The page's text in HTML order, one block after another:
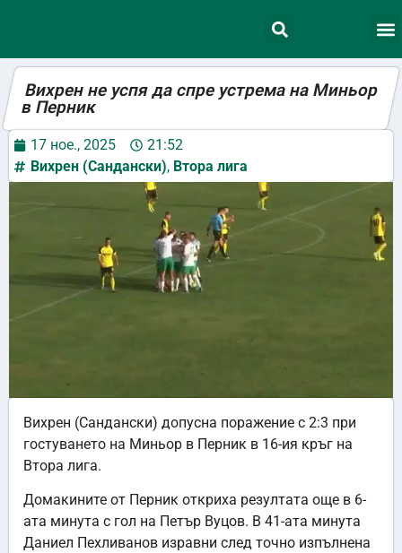
Вихрен не успя да спре устрема на Миньор
в Перник
17 ное., 2025
21:52
Вихрен (Сандански), Втора лига
Вихрен (Сандански) допусна поражение с 2:3 при
гостуването на Миньор в Перник в 16-ия кръг на
Втора лига.
Домакините от Перник откриха резултата още в 6-
ата минута с гол на Петър Вуцов. В 41-ата минута
Даниел Пехливанов изравни след точно изпълнена